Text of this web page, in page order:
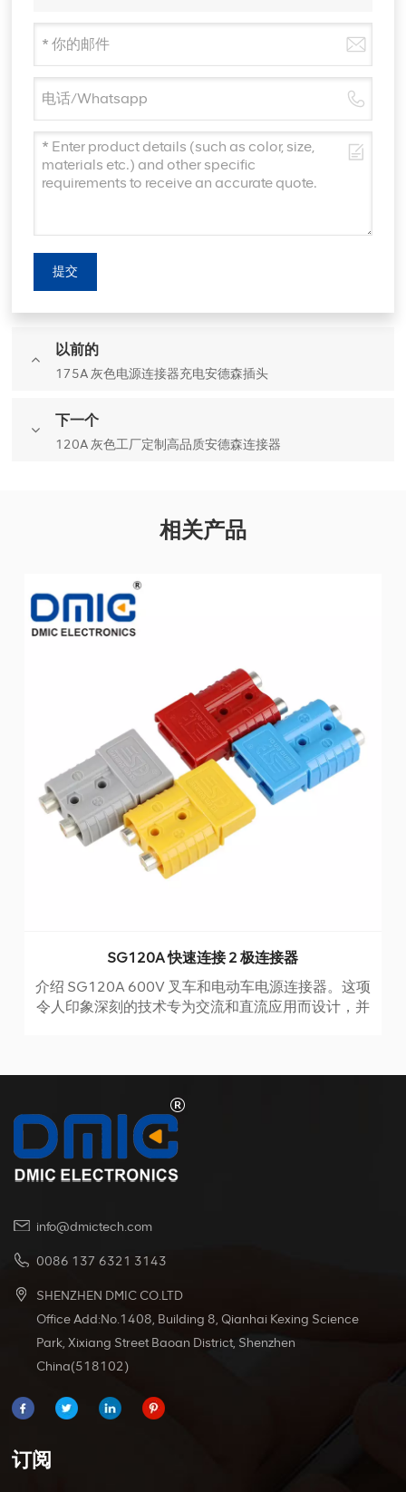
提交
以前的
175A 灰色电源连接器充电安德森插头
下一个
120A 灰色工厂定制高品质安德森连接器
相关产品
SG120A 快速连接 2 极连接器
介绍 SG120A 600V 叉车和电动车电源连接器。这项
令人印象深刻的技术专为交流和直流应用而设计，并
info@dmictech.com
0086 137 6321 3143
SHENZHEN DMIC CO.LTD
Office Add:No.1408, Building 8, Qianhai Kexing Science
Park, Xixiang Street Baoan District, Shenzhen
China(518102)
订阅